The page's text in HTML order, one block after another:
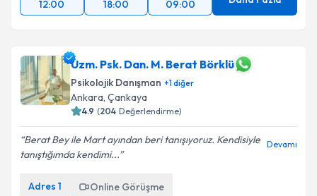
12:00 18:00 09:00
Uzm. Psk. Dan. M. Berat Börklü
Psikolojik Danışman +1diğer
Ankara, Çankaya
4.9 (204 Değerlendirme)
Berat Bey ile Mart ayından beri tanışıyoruz. Kendisiyle
tanıştığımda kendimi...
Devamı
Adres 1 Online Görüşme